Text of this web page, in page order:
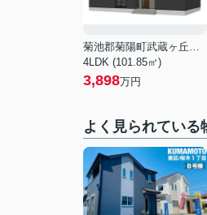
菊池郡菊陽町武蔵ヶ丘北１丁目
4LDK (101.85㎡)
3,898万円
よく見られている